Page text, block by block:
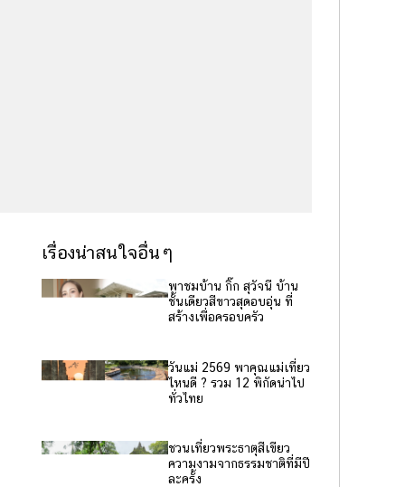
เรื่องน่าสนใจอื่นๆ
พาชมบ้าน กิ๊ก สุวัจนี บ้าน
ชั้นเดียวสีขาวสุดอบอุ่น ที่
สร้างเพื่อครอบครัว
วันแม่ 2569 พาคุณแม่เที่ยว
ไหนดี ? รวม 12 พิกัดน่าไป
ทั่วไทย
ชวนเที่ยวพระธาตุสีเขียว
ความงามจากธรรมชาติที่มีปี
ละครั้ง